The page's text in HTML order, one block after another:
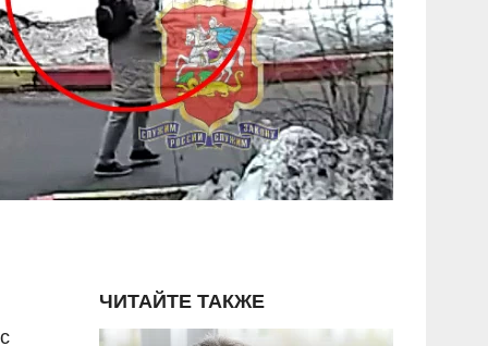
ЧИТАЙТЕ ТАКЖЕ